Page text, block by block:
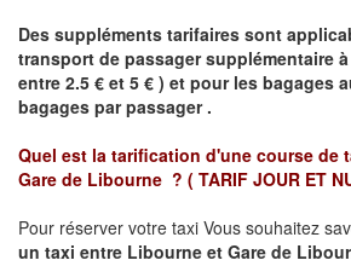
Des suppléments tarifaires sont
transport de passager supplémentaire
entre 2.5 € et 5 € ) et pour les bagages
bagages par passager .
Quel est la tarification d'une course de
Gare de Libourne ? ( TARIF JOUR ET
Pour réserver votre taxi Vous souhaitez
un taxi entre Libourne et Gare de